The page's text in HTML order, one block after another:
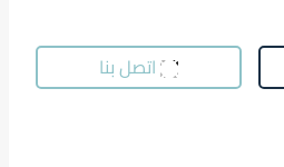
اتصل بنا